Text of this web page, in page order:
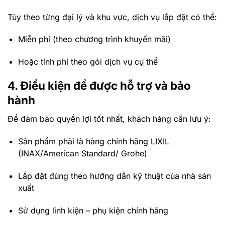
Tùy theo từng đại lý và khu vực, dịch vụ lắp đặt có thể:
Miễn phí (theo chương trình khuyến mãi)
Hoặc tính phí theo gói dịch vụ cụ thể
4. Điều kiện để được hỗ trợ và bảo
hành
Để đảm bảo quyền lợi tốt nhất, khách hàng cần lưu ý:
Sản phẩm phải là hàng chính hãng LIXIL
(INAX/American Standard/ Grohe)
Lắp đặt đúng theo hướng dẫn kỹ thuật của nhà sản
xuất
Sử dụng linh kiện – phụ kiện chính hãng